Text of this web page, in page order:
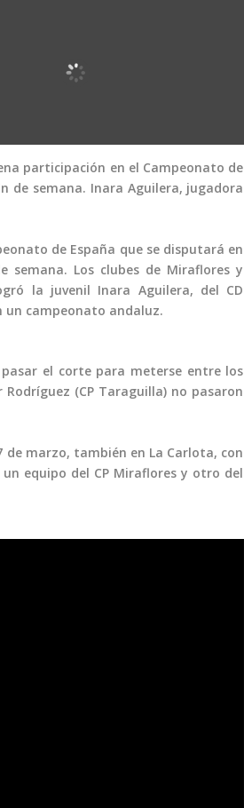
participación en el Campeonato de
de semana. Inara Aguilera, jugadora
de España que se disputará en
semana. Los clubes de Miraflores y
la juvenil Inara Aguilera, del CD
campeonato andaluz.
el corte para meterse entre los
(CP Taraguilla) no pasaron
marzo, también en La Carlota, con
equipo del CP Miraflores y otro del